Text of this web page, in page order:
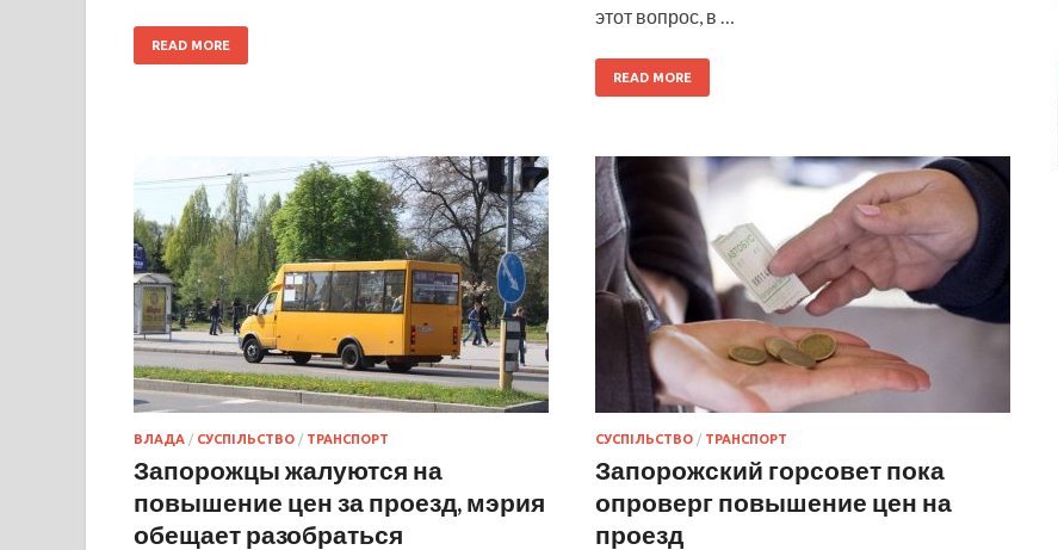
READ MORE
этот вопрос, в …
READ MORE
ВЛАДА / СУСПІЛЬСТВО / ТРАНСПОРТ
Запорожцы жалуются на
повышение цен за проезд, мэрия
обещает разобраться
СУСПІЛЬСТВО / ТРАНСПОРТ
Запорожский горсовет пока
опроверг повышение цен на
проезд